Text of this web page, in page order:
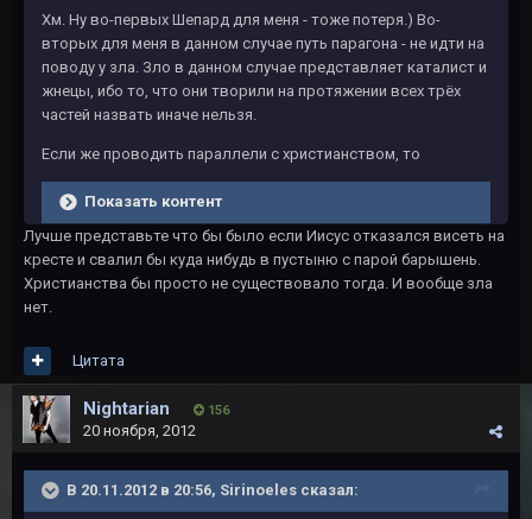
Хм. Ну во-первых Шепард для меня - тоже потеря.) Во-
вторых для меня в данном случае путь парагона - не идти на
поводу у зла. Зло в данном случае представляет каталист и
жнецы, ибо то, что они творили на протяжении всех трёх
частей назвать иначе нельзя.
Если же проводить параллели с христианством, то
Показать контент
Лучше представьте что бы было если Иисус отказался висеть на
кресте и свалил бы куда нибудь в пустыню с парой барышень.
Христианства бы просто не существовало тогда. И вообще зла
нет.
Цитата
Nightarian 156
20 ноября, 2012
В 20.11.2012 в 20:56, Sirinoeles сказал: